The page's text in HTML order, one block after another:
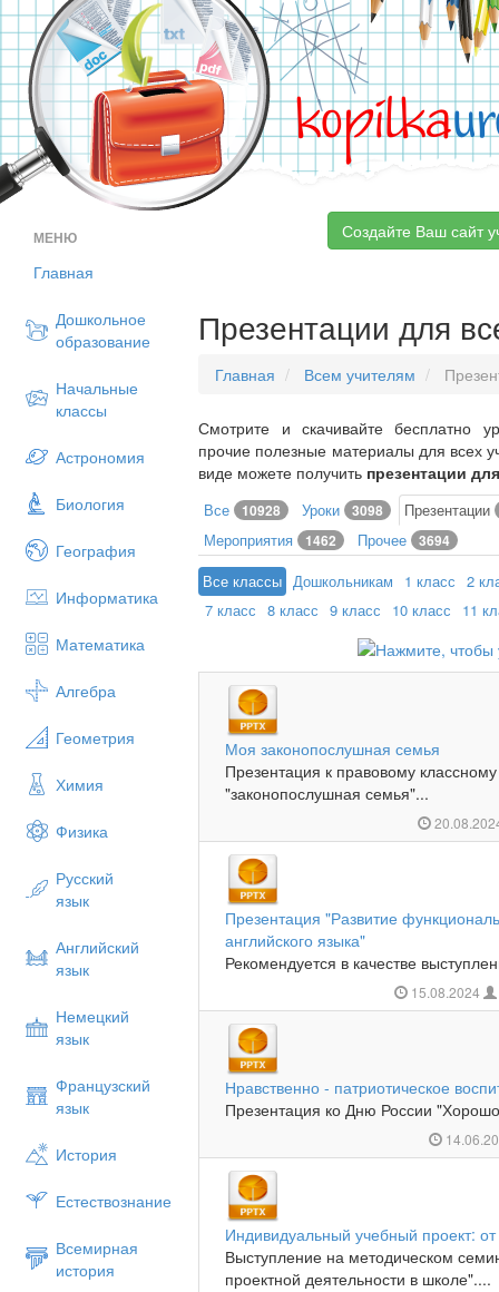
kopilka
МЕНЮ
Главная
Дошкольное
образование
Начальные
классы
Астрономия
Биология
География
Информатика
Математика
Алгебра
Геометрия
Химия
Физика
Русский
язык
Английский
язык
Немецкий
язык
Французский
язык
История
Естествознание
Всемирная
история
Создайте Ваш сайт
Презентации для
Главная Всем учителям
Смотрите и скачивайте бесплатно
прочие полезные материалы для всех
виде можете получить презентации
Все 10928 Уроки 3098
Презентации
Мероприятия 1462 Прочее 3694
Все классы Дошкольникам 1 класс 2
7 класс 8 класс 9 класс 10 класс 11
Моя законопослушная семья
Презентация к правовому
"законопослушная семья"...
Презентация "Развитие
английского языка"
Рекомендуется в качестве
15.08.2024
Нравственно - патриотическое
Презентация ко Дню России
Индивидуальный учебный проект:
Выступление на методическом
проектной деятельности в школе"....